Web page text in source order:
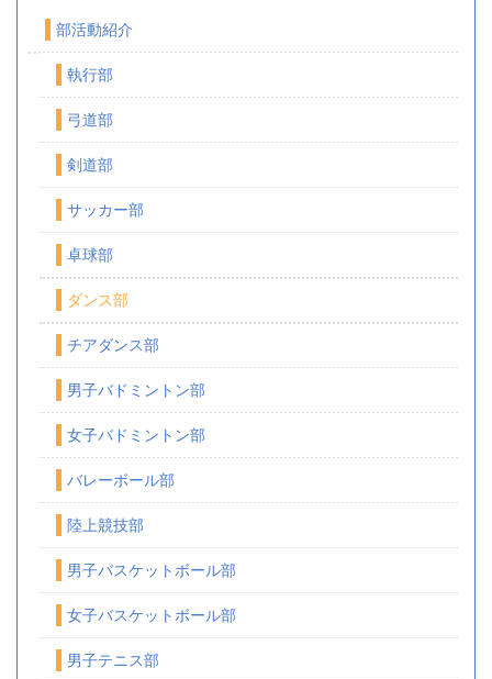
部活動紹介
執行部
弓道部
剣道部
サッカー部
卓球部
ダンス部
チアダンス部
男子バドミントン部
女子バドミントン部
バレーボール部
陸上競技部
男子バスケットボール部
女子バスケットボール部
男子テニス部